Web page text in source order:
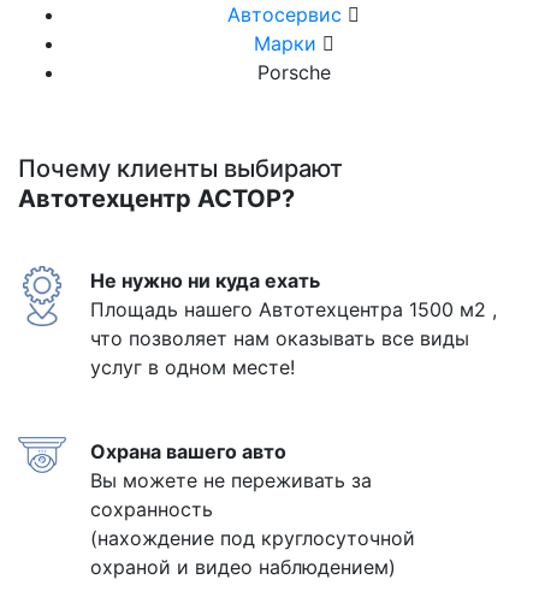
Автосервис
Марки
Porsche
Почему клиенты выбирают
Автотехцентр АСТОР?
Не нужно ни куда ехать
Площадь нашего Автотехцентра 1500 м2 ,
что позволяет нам оказывать все виды
услуг в одном месте!
Охрана вашего авто
Вы можете не переживать за
сохранность
(нахождение под круглосуточной
охраной и видео наблюдением)